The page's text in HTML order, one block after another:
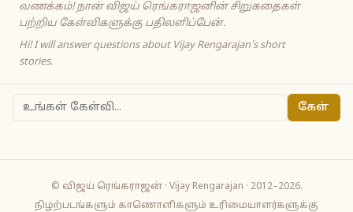
வணக்கம்! நான் விஜய் ரெங்கராஜனின் சிறுகதைகள்
பற்றிய கேள்விகளுக்கு பதிலளிப்பேன்.
Hi! I will answer questions about Vijay Rengarajan's short
stories.
கேள்
© விஜய் ரெங்கராஜன் · Vijay Rengarajan · 2012–2026.
நிழற்படங்களும் காணொளிகளும் உரிமையாளர்களுக்கு